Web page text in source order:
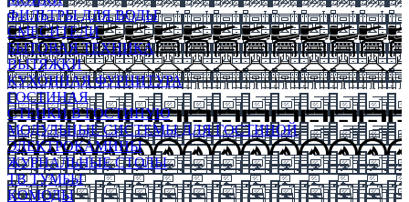
ФИЛЬТРЫ ДЛЯ ВОДЫ
СМЕСИТЕЛИ
БЫТОВАЯ ТЕХНИКА
ВЫТЯЖКИ
КУХОННАЯ ФУРНИТУРА
ГОСТИНАЯ
СТЕНКИ В ГОСТИНУЮ
МОДУЛЬНЫЕ СИСТЕМЫ ДЛЯ ГОСТИНОЙ
ЭЛЕКТРОКАМИНЫ
ЖУРНАЛЬНЫЕ СТОЛЫ
ТВ ТУМБЫ
КОМОДЫ